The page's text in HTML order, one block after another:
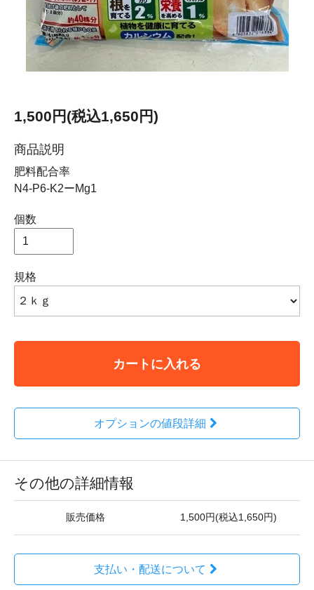
1,500円(税込1,650円)
商品説明
肥料配合率
N4-P6-K2ーMg1
個数
規格
カートに入れる
オプションの値段詳細
その他の詳細情報
販売価格 1,500円(税込1,650円)
支払い・配送について